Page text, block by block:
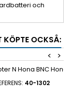
och
KÖPTE OCKSÅ:
>
<
40-1302